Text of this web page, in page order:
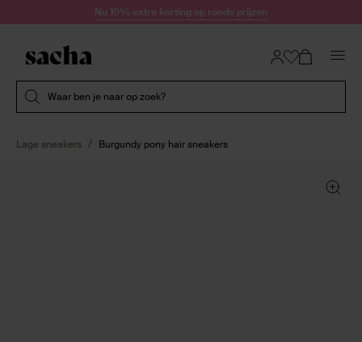
Doorgaan naar artikelNu 10% extra korting op ronde prijzen
Waar ben je naar op zoek?
Lage sneakers Burgundy pony hair sneakers